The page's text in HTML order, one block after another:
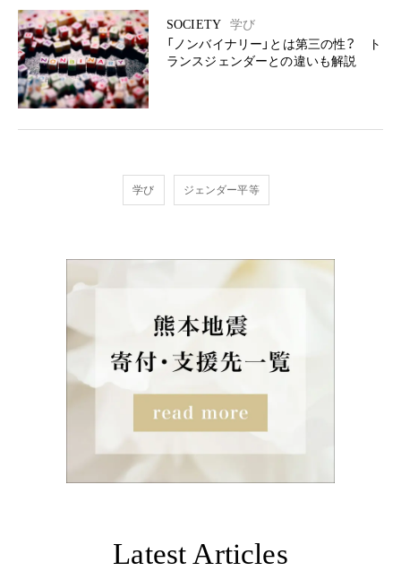
SOCIETY
学び
「ノンバイナリー」とは第三の性？ ト
ランスジェンダーとの違いも解説
学び ジェンダー平等
Latest Articles